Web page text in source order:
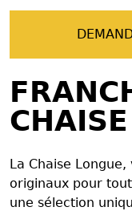
La Chaise
originaux pour
une sélection